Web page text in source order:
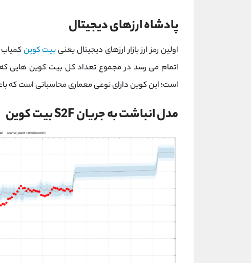
پادشاه ارزهای دیجیتال
اولین رمز ارز بازار ارزهای دیجیتال یعنیبیت کوین
اتمام می رسد در مجموع تعداد کل بیت کوین هایی که
است؛ این کوین دارای نوعی معماری محاسباتی است که
مدل انباشت به جریان S2F بیت کوین